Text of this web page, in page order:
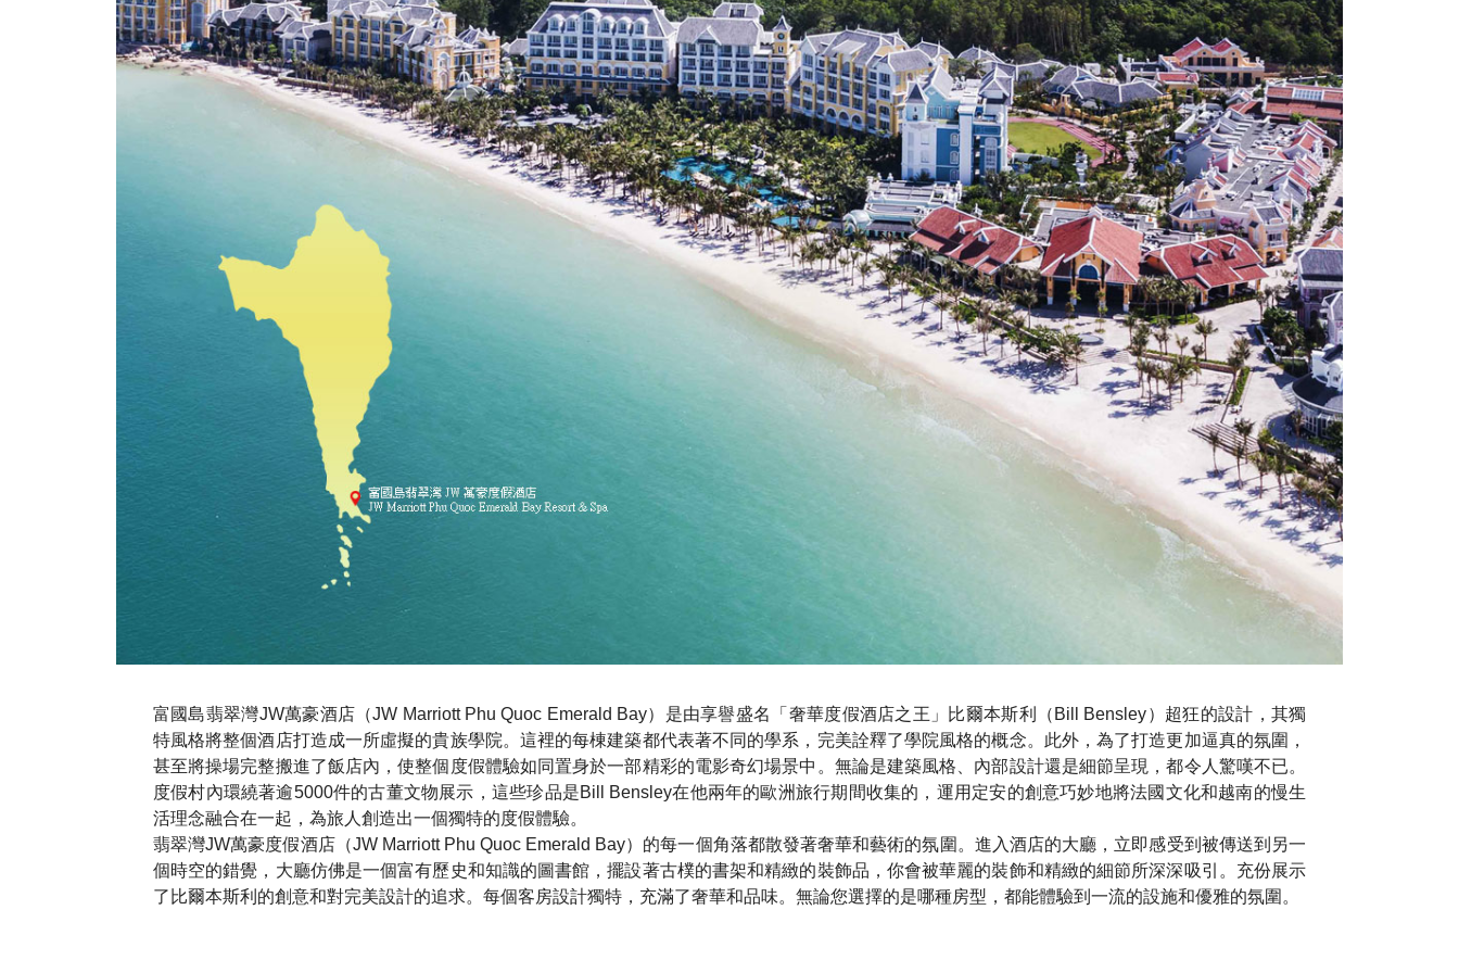
富國島翡翠灣JW萬豪酒店（JW Marriott Phu Quoc Emerald Bay）是由享譽盛名「奢華度假酒店之王」比爾本斯利（Bill Bensley）超狂的設計，其獨
特風格將整個酒店打造成一所虛擬的貴族學院。這裡的每棟建築都代表著不同的學系，完美詮釋了學院風格的概念。此外，為了打造更加逼真的氛圍，
甚至將操場完整搬進了飯店內，使整個度假體驗如同置身於一部精彩的電影奇幻場景中。無論是建築風格、內部設計還是細節呈現，都令人驚嘆不已。
度假村內環繞著逾5000件的古董文物展示，這些珍品是Bill Bensley在他兩年的歐洲旅行期間收集的，運用定安的創意巧妙地將法國文化和越南的慢生
活理念融合在一起，為旅人創造出一個獨特的度假體驗。
翡翠灣JW萬豪度假酒店（JW Marriott Phu Quoc Emerald Bay）的每一個角落都散發著奢華和藝術的氛圍。進入酒店的大廳，立即感受到被傳送到另一
個時空的錯覺，大廳仿佛是一個富有歷史和知識的圖書館，擺設著古樸的書架和精緻的裝飾品，你會被華麗的裝飾和精緻的細節所深深吸引。充份展示
了比爾本斯利的創意和對完美設計的追求。每個客房設計獨特，充滿了奢華和品味。無論您選擇的是哪種房型，都能體驗到一流的設施和優雅的氛圍。